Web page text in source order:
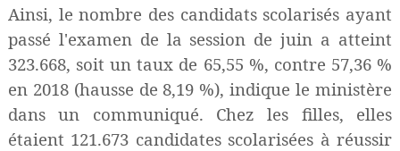
Ainsi, le nombre des candidats scolarisés ayant
passé l'examen de la session de juin a atteint
323.668, soit un taux de 65,55 %, contre 57,36 %
en 2018 (hausse de 8,19 %), indique le ministère
dans un communiqué. Chez les filles, elles
étaient 121.673 candidates scolarisées à réussir